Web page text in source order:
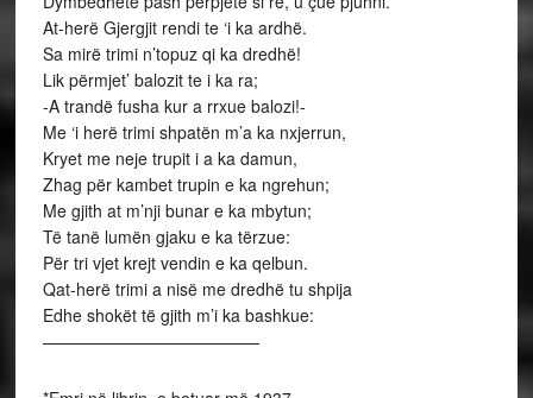
At-herë Gjergjit rendi te ‘i ka ardhë.
Sa mirë trimi n’topuz qi ka dredhë!
Lik përmjet’ balozit te i ka ra;
-A trandë fusha kur a rrxue balozi!-
Me ‘i herë trimi shpatën m’a ka nxjerrun,
Kryet me neje trupit i a ka damun,
Zhag për kambet trupin e ka ngrehun;
Me gjith at m’nji bunar e ka mbytun;
Të tanë lumën gjaku e ka tërzue:
Për tri vjet krejt vendin e ka qelbun.
Qat-herë trimi a nisë me dredhë tu shpija
Edhe shokët të gjith m’i ka bashkue:
—————————————